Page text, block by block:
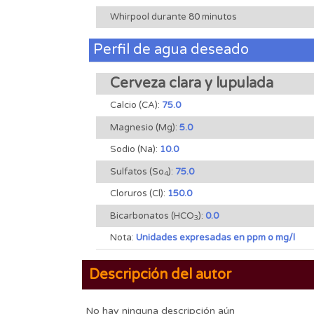
Whirpool durante 80 minutos
Perfil de agua deseado
Cerveza clara y lupulada
Calcio (CA): 75.0
Magnesio (Mg): 5.0
Sodio (Na): 10.0
Sulfatos (So4): 75.0
Cloruros (Cl): 150.0
Bicarbonatos (HCO3): 0.0
Nota: Unidades expresadas en ppm o mg/l
Descripción del autor
No hay ninguna descripción aún